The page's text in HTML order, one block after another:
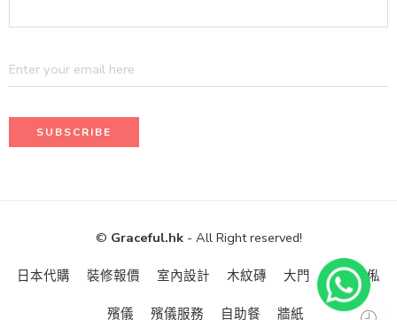
© Graceful.hk- All Right reserved!
日本代購 裝修報價 室內設計 木紋磚 大門 訂造傢俬
殯儀 殯儀服務 自助餐 牆紙